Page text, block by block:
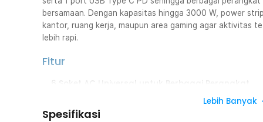
bersamaan. Dengan kapasitas hingga 3000 W, power
kantor, ruang kerja, maupun area gaming agar aktivitas
lebih rapi.
Fitur
6 Soket AC Universal untuk Berbagai Perangkat
Stop kontak ini menyediakan 6 soket AC yang
sehingga dapat digunakan untuk berbagai perangkat
Lebih Banyak
Spesifikasi